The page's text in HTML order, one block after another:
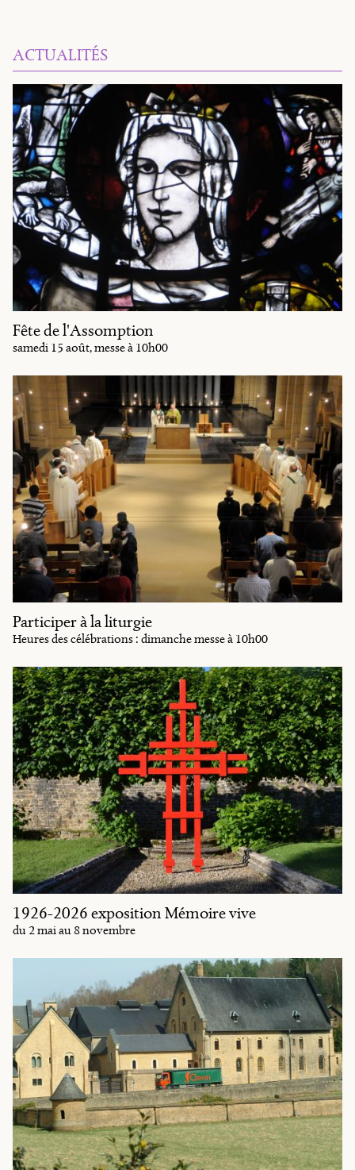
ACTUALITÉS
Fête de l'Assomption
samedi 15 août, messe à 10h00
Participer à la liturgie
Heures des célébrations : dimanche messe à 10h00
1926-2026 exposition Mémoire vive
du 2 mai au 8 novembre